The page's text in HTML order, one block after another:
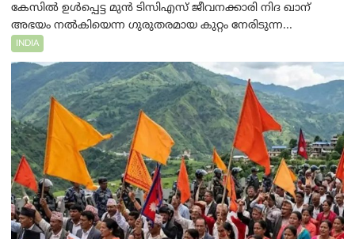
കേസിൽ ഉൾപ്പെട്ട മുൻ ടിസിഎസ് ജീവനക്കാരി നിദ ഖാന്
അഭയം നൽകിയെന്ന ഗുരുതരമായ കുറ്റം നേരിടുന്ന...
INDIA